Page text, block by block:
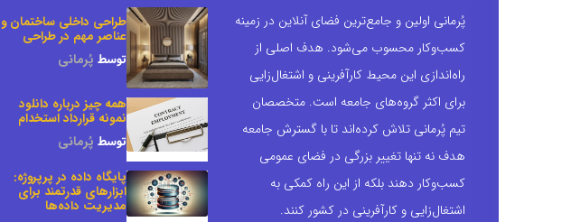
پُرمانی اولین و جامع‌ترین فضای آنلاین در زمینه
کسب‌وکار محسوب می‌شود. هدف اصلی از
راه‌اندازی این محیط کارآفرینی و اشتغال‌زایی
برای اکثر گروه‌های جامعه است. متخصصان
تیم پُرمانی تلاش کرده‌اند تا با گسترش جامعه
هدف نه تنها تغییر بزرگی در فضای عمومی
کسب‌وکار دهند بلکه از این راه کمکی به
اشتغال‌زایی و کارآفرینی در کشور کنند.
طراحی داخلی ساختمان و
عناصر مهم در طراحی
توسط پُرمانی
همه چیز درباره دانلود
نمونه قرارداد استخدام
توسط پُرمانی
پایگاه داده در پرپروژه:
ابزارهای قدرتمند برای
مدیریت داده‌ها